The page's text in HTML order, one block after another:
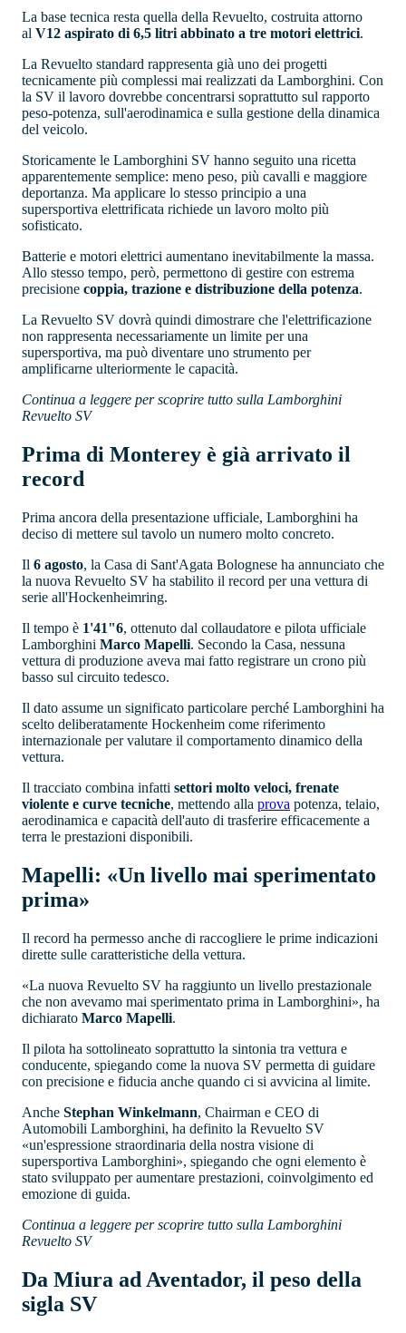
La base tecnica resta quella della Revuelto, costruita attorno
al V12 aspirato di 6,5 litri abbinato a tre motori elettrici.
La Revuelto standard rappresenta già uno dei progetti
tecnicamente più complessi mai realizzati da Lamborghini. Con
la SV il lavoro dovrebbe concentrarsi soprattutto sul rapporto
peso-potenza, sull'aerodinamica e sulla gestione della dinamica
del veicolo.
Storicamente le Lamborghini SV hanno seguito una ricetta
apparentemente semplice: meno peso, più cavalli e maggiore
deportanza. Ma applicare lo stesso principio a una
supersportiva elettrificata richiede un lavoro molto più
sofisticato.
Batterie e motori elettrici aumentano inevitabilmente la massa.
Allo stesso tempo, però, permettono di gestire con estrema
precisione coppia, trazione e distribuzione della potenza.
La Revuelto SV dovrà quindi dimostrare che l'elettrificazione
non rappresenta necessariamente un limite per una
supersportiva, ma può diventare uno strumento per
amplificarne ulteriormente le capacità.
Continua a leggere per scoprire tutto sulla Lamborghini
Revuelto SV
Prima di Monterey è già arrivato il
record
Prima ancora della presentazione ufficiale, Lamborghini ha
deciso di mettere sul tavolo un numero molto concreto.
Il 6 agosto, la Casa di Sant'Agata Bolognese ha annunciato che
la nuova Revuelto SV ha stabilito il record per una vettura di
serie all'Hockenheimring.
Il tempo è 1'41"6, ottenuto dal collaudatore e pilota ufficiale
Lamborghini Marco Mapelli. Secondo la Casa, nessuna
vettura di produzione aveva mai fatto registrare un crono più
basso sul circuito tedesco.
Il dato assume un significato particolare perché Lamborghini ha
scelto deliberatamente Hockenheim come riferimento
internazionale per valutare il comportamento dinamico della
vettura.
Il tracciato combina infatti settori molto veloci, frenate
violente e curve tecniche, mettendo alla prova potenza, telaio,
aerodinamica e capacità dell'auto di trasferire efficacemente a
terra le prestazioni disponibili.
Mapelli: «Un livello mai sperimentato
prima»
Il record ha permesso anche di raccogliere le prime indicazioni
dirette sulle caratteristiche della vettura.
«La nuova Revuelto SV ha raggiunto un livello prestazionale
che non avevamo mai sperimentato prima in Lamborghini», ha
dichiarato Marco Mapelli.
Il pilota ha sottolineato soprattutto la sintonia tra vettura e
conducente, spiegando come la nuova SV permetta di guidare
con precisione e fiducia anche quando ci si avvicina al limite.
Anche Stephan Winkelmann, Chairman e CEO di
Automobili Lamborghini, ha definito la Revuelto SV
«un'espressione straordinaria della nostra visione di
supersportiva Lamborghini», spiegando che ogni elemento è
stato sviluppato per aumentare prestazioni, coinvolgimento ed
emozione di guida.
Continua a leggere per scoprire tutto sulla Lamborghini
Revuelto SV
Da Miura ad Aventador, il peso della
sigla SV